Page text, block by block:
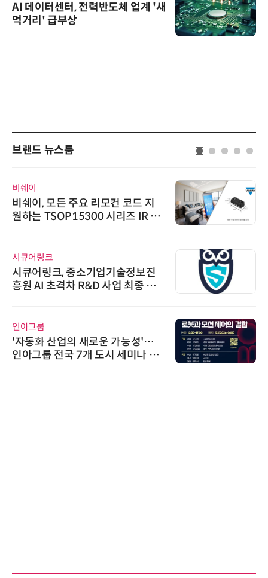
AI 데이터센터, 전력반도체 업계 '새
먹거리' 급부상
브랜드 뉴스룸
비쉐이
비쉐이, 모든 주요 리모컨 코드 지
원하는 TSOP15300 시리즈 IR 수
시큐어링크
시큐어링크, 중소기업기술정보진
흥원 AI 초격차 R&D 사업 최종 선
인아그룹
'자동화 산업의 새로운 가능성'…
인아그룹 전국 7개 도시 세미나 페